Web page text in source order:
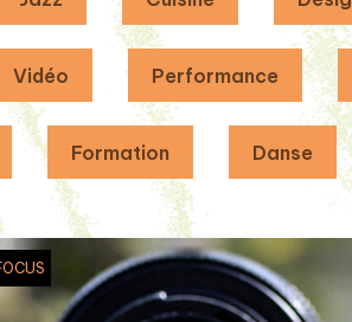
Vidéo Performance
Formation Danse